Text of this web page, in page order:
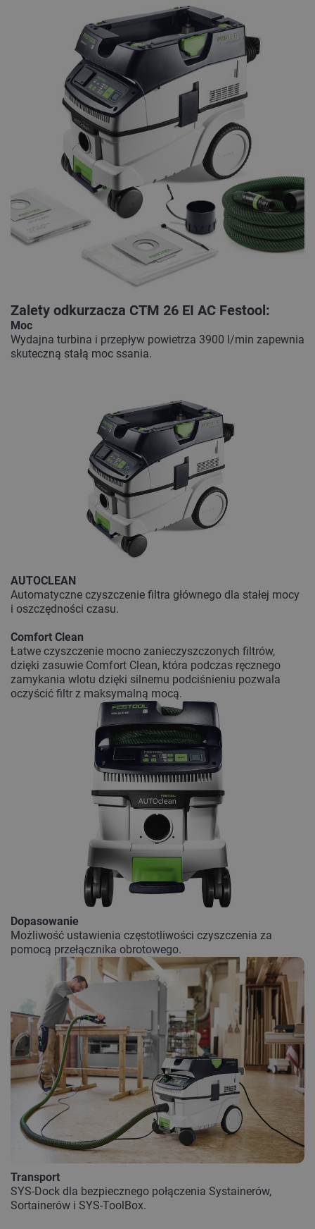
Zalety odkurzacza CTM 26 EI AC Festool:
Moc
Wydajna turbina i przepływ powietrza 3900 l/min zapewnia
skuteczną stałą moc ssania.
AUTOCLEAN
Automatyczne czyszczenie filtra głównego dla stałej mocy
i oszczędności czasu.
Comfort Clean
Łatwe czyszczenie mocno zanieczyszczonych filtrów,
dzięki zasuwie Comfort Clean, która podczas ręcznego
zamykania wlotu dzięki silnemu podciśnieniu pozwala
oczyścić filtr z maksymalną mocą.
Dopasowanie
Możliwość ustawienia częstotliwości czyszczenia za
pomocą przełącznika obrotowego.
Transport
SYS-Dock dla bezpiecznego połączenia Systainerów,
Sortainerów i SYS-ToolBox.